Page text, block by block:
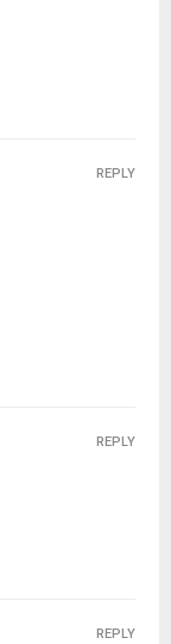
REPLY
REPLY
REPLY